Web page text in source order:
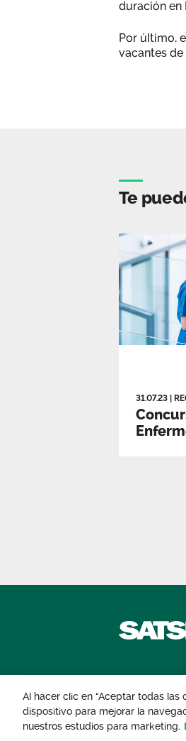
duración en
Por último,
vacantes de
Te
31.07.23
© 2026
Al hacer clic en “Aceptar todas las
dispositivo para mejorar la
nuestros estudios para marketing.